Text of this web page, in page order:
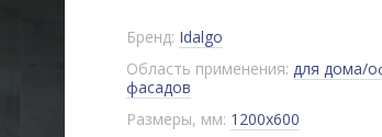
Бренд: Idalgo
Область применения: для дома/
фасадов
Размеры, мм: 1200x600